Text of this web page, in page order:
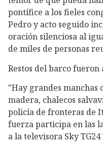
pontífice a los fieles
Pedro y acto seguido
oración silenciosa al
de miles de personas
Restos del barco fueron
"Hay grandes manchas
madera, chalecos
policía de fronteras de
fuerza participa en las
a la televisora Sky TG24